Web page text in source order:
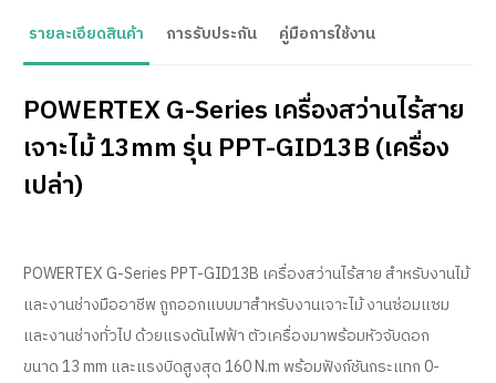
รายละเอียดสินค้า การรับประกัน คู่มือการใช้งาน
POWERTEX G-Series เครื่องสว่านไร้สาย
เจาะไม้ 13mm รุ่น PPT-GID13B (เครื่อง
เปล่า)
POWERTEX G-Series PPT-GID13B เครื่องสว่านไร้สาย สำหรับงานไม้
และงานช่างมืออาชีพ ถูกออกแบบมาสำหรับงานเจาะไม้ งานซ่อมแซม
และงานช่างทั่วไป ด้วยแรงดันไฟฟ้า ตัวเครื่องมาพร้อมหัวจับดอก
ขนาด 13 mm และแรงบิดสูงสุด 160 N.m พร้อมฟังก์ชันกระแทก 0-